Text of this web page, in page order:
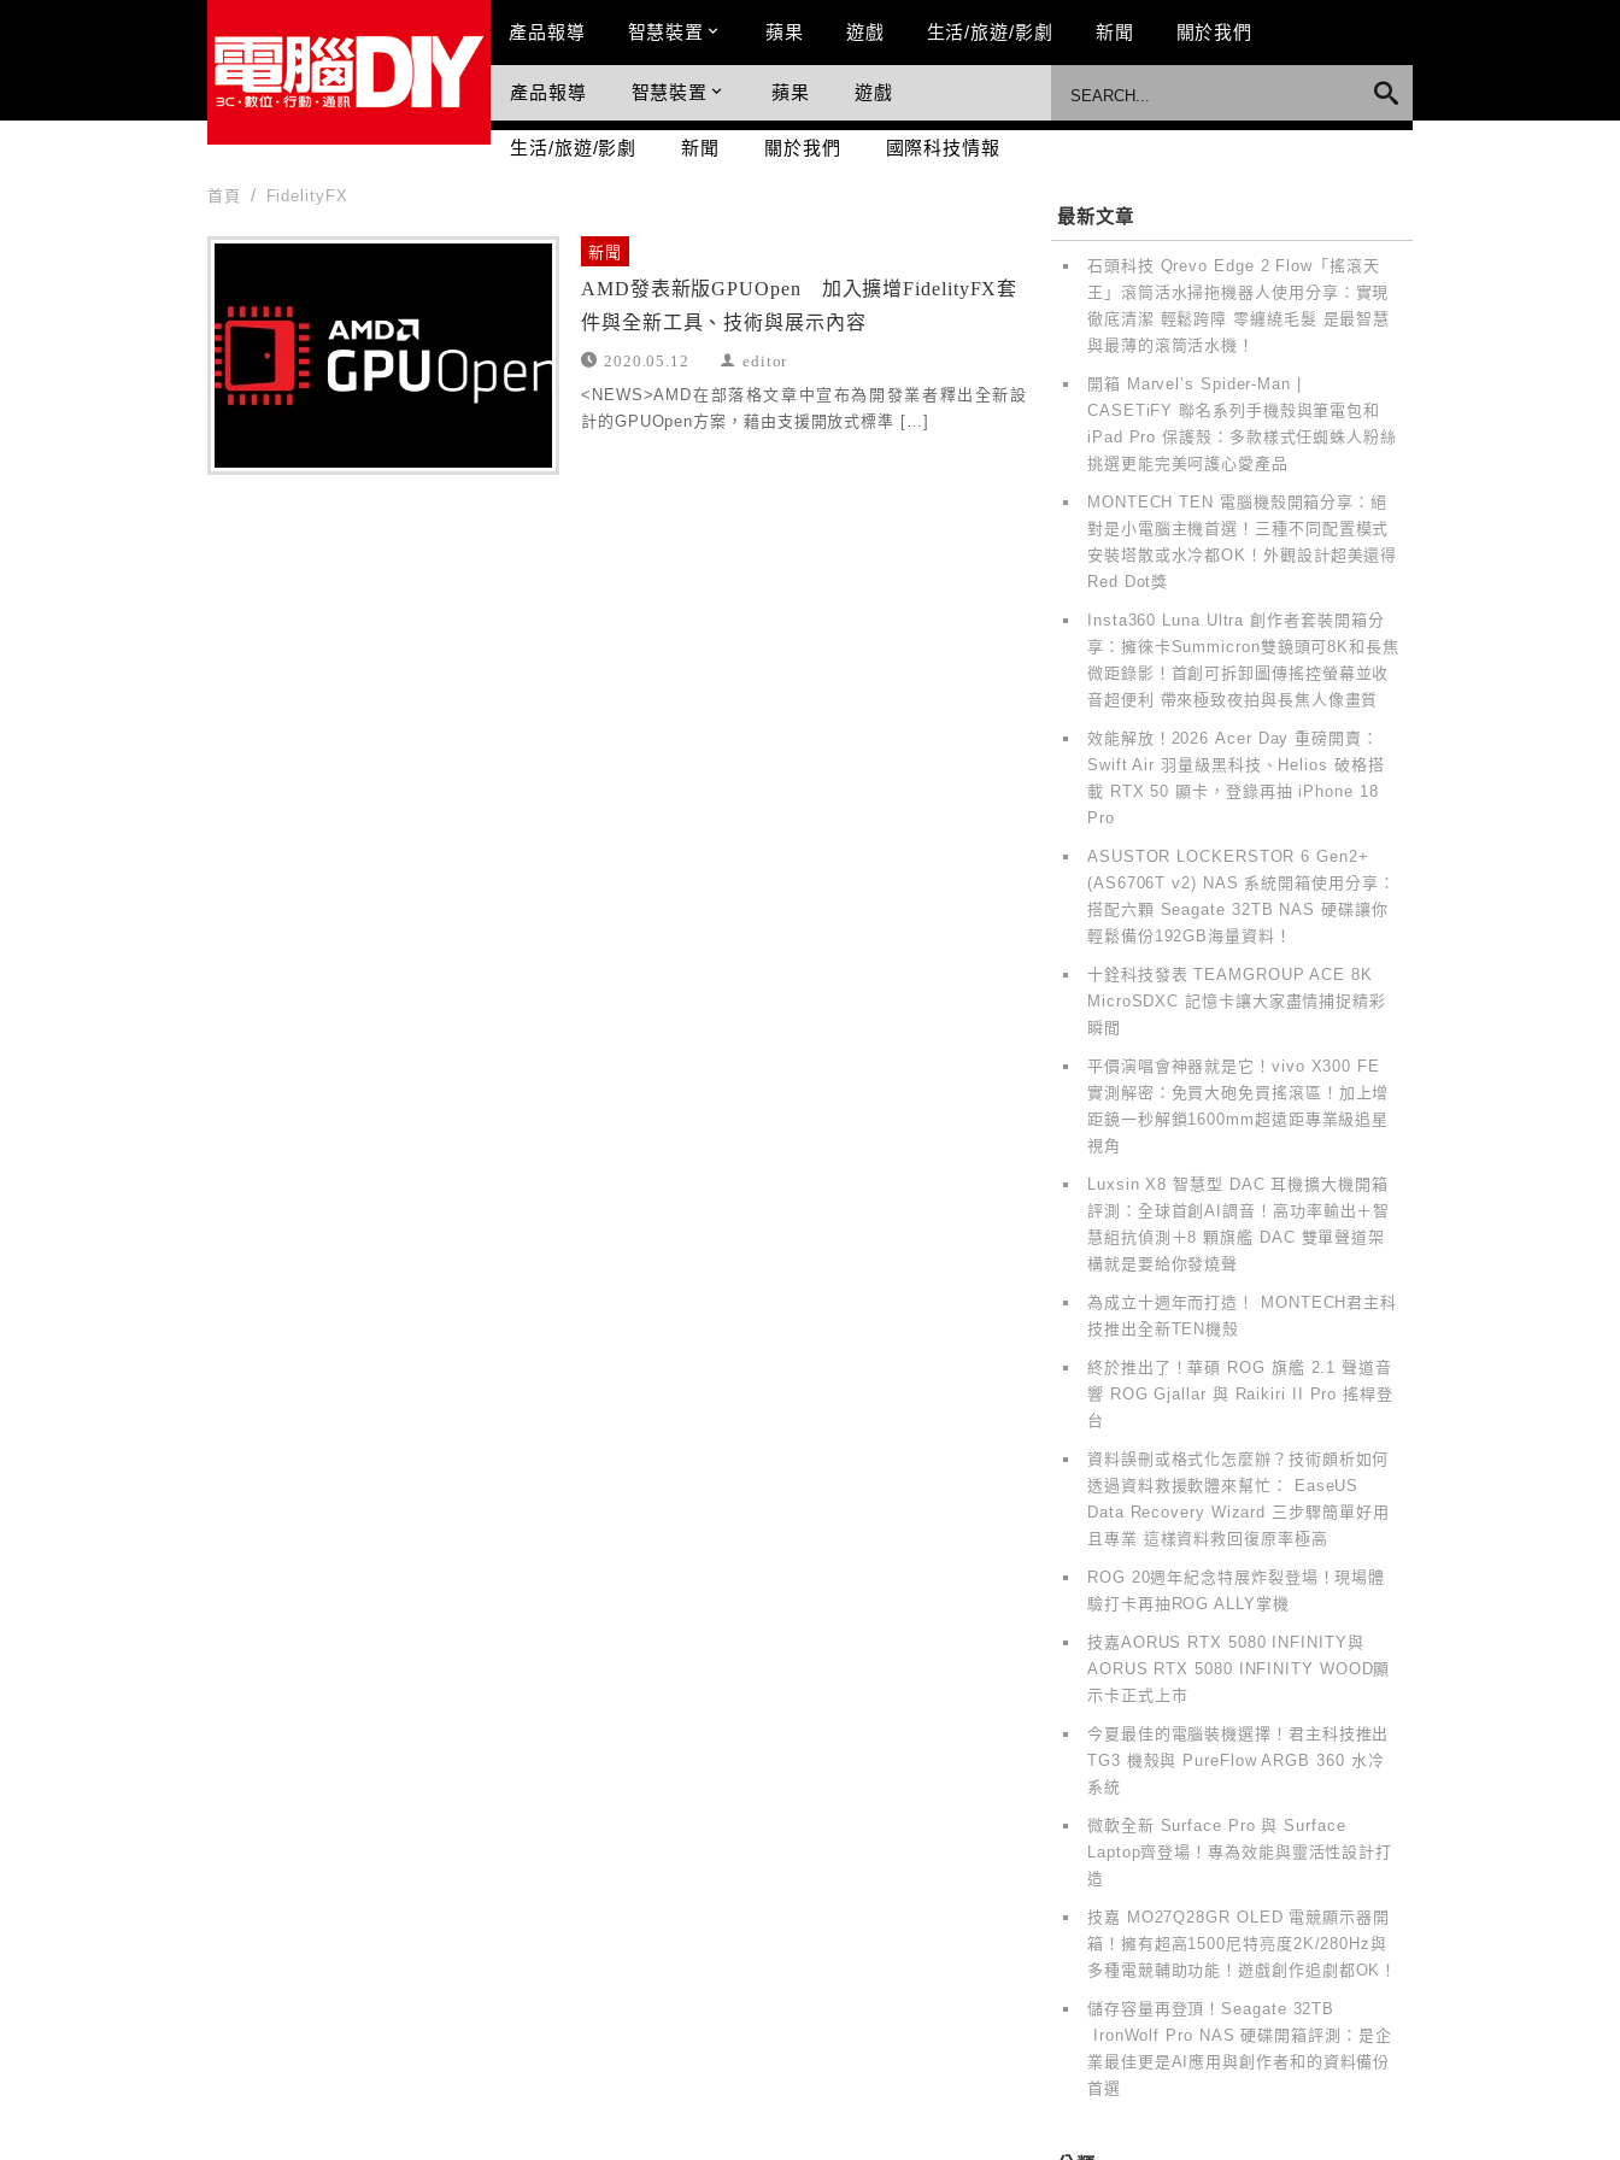
Main Menu
產品報導 智慧裝置 蘋果 遊戲 生活/旅遊/影劇 新聞 關於我們
國際科技情報
產品報導 智慧裝置 蘋果 遊戲
生活/旅遊/影劇 新聞 關於我們 國際科技情報
首頁 FidelityFX
新聞
AMD發表新版GPUOpen 加入擴增FidelityFX套
件與全新工具、技術與展示內容
2020.05.12 editor
<NEWS>AMD在部落格文章中宣布為開發業者釋出全新設
計的GPUOpen方案，藉由支援開放式標準 […]
最新文章
石頭科技 Qrevo Edge 2 Flow「搖滾天
王」滾筒活水掃拖機器人使用分享：實現
徹底清潔 輕鬆跨障 零纏繞毛髮 是最智慧
與最薄的滾筒活水機！
開箱 Marvel’s Spider-Man |
CASETiFY 聯名系列手機殼與筆電包和
iPad Pro 保護殼：多款樣式任蜘蛛人粉絲
挑選更能完美呵護心愛產品
MONTECH TEN 電腦機殼開箱分享：絕
對是小電腦主機首選！三種不同配置模式
安裝塔散或水冷都OK！外觀設計超美還得
Red Dot獎
Insta360 Luna Ultra 創作者套裝開箱分
享：擁徠卡Summicron雙鏡頭可8K和長焦
微距錄影！首創可拆卸圖傳搖控螢幕並收
音超便利 帶來極致夜拍與長焦人像畫質
效能解放！2026 Acer Day 重磅開賣：
Swift Air 羽量級黑科技、Helios 破格搭
載 RTX 50 顯卡，登錄再抽 iPhone 18
Pro
ASUSTOR LOCKERSTOR 6 Gen2+
(AS6706T v2) NAS 系統開箱使用分享：
搭配六顆 Seagate 32TB NAS 硬碟讓你
輕鬆備份192GB海量資料！
十銓科技發表 TEAMGROUP ACE 8K
MicroSDXC 記憶卡讓大家盡情捕捉精彩
瞬間
平價演唱會神器就是它！vivo X300 FE
實測解密：免買大砲免買搖滾區！加上增
距鏡一秒解鎖1600mm超遠距專業級追星
視角
Luxsin X8 智慧型 DAC 耳機擴大機開箱
評測：全球首創AI調音！高功率輸出＋智
慧組抗偵測＋8 顆旗艦 DAC 雙單聲道架
構就是要給你發燒聲
為成立十週年而打造！ MONTECH君主科
技推出全新TEN機殼
終於推出了！華碩 ROG 旗艦 2.1 聲道音
響 ROG Gjallar 與 Raikiri II Pro 搖桿登
台
資料誤刪或格式化怎麼辦？技術頗析如何
透過資料救援軟體來幫忙： EaseUS
Data Recovery Wizard 三步驟簡單好用
且專業 這樣資料救回復原率極高
ROG 20週年紀念特展炸裂登場！現場體
驗打卡再抽ROG ALLY掌機
技嘉AORUS RTX 5080 INFINITY與
AORUS RTX 5080 INFINITY WOOD顯
示卡正式上市
今夏最佳的電腦裝機選擇！君主科技推出
TG3 機殼與 PureFlow ARGB 360 水冷
系統
微軟全新 Surface Pro 與 Surface
Laptop齊登場！專為效能與靈活性設計打
造
技嘉 MO27Q28GR OLED 電競顯示器開
箱！擁有超高1500尼特亮度2K/280Hz與
多種電競輔助功能！遊戲創作追劇都OK！
儲存容量再登頂！Seagate 32TB
IronWolf Pro NAS 硬碟開箱評測：是企
業最佳更是AI應用與創作者和的資料備份
首選